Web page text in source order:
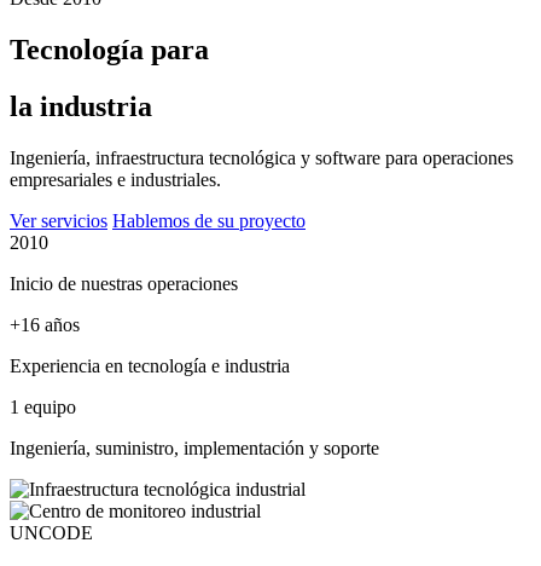
Tecnología para
la industria
Ingeniería, infraestructura tecnológica y software para operaciones
empresariales e industriales.
Ver servicios Hablemos de su proyecto
2010
Inicio de nuestras operaciones
+16 años
Experiencia en tecnología e industria
1 equipo
Ingeniería, suministro, implementación y soporte
UNCODE